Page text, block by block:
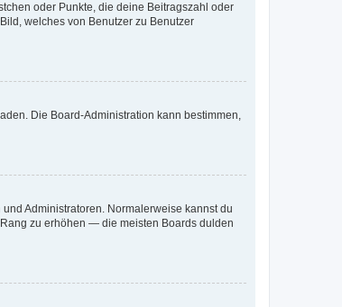
oder Punkte, die deine Beitragszahl oder
welches von Benutzer zu Benutzer
Die Board-Administration kann bestimmen,
Administratoren. Normalerweise kannst du
zu erhöhen — die meisten Boards dulden